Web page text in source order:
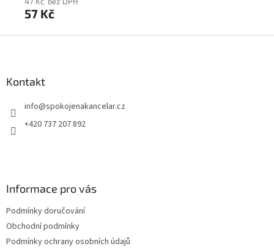
57 Kč
Kontakt
info@spokojenakancelar.cz
+420 737 207 892
Informace pro vás
Podmínky doručování
Obchodní podmínky
Podmínky ochrany osobních údajů